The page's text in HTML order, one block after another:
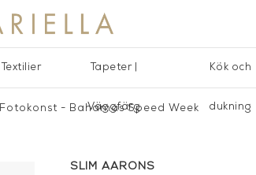
Textilier Tapeter |
Väggfärg
Kök och
dukning
Fotokonst - Bahamas Speed Week
SLIM AARONS